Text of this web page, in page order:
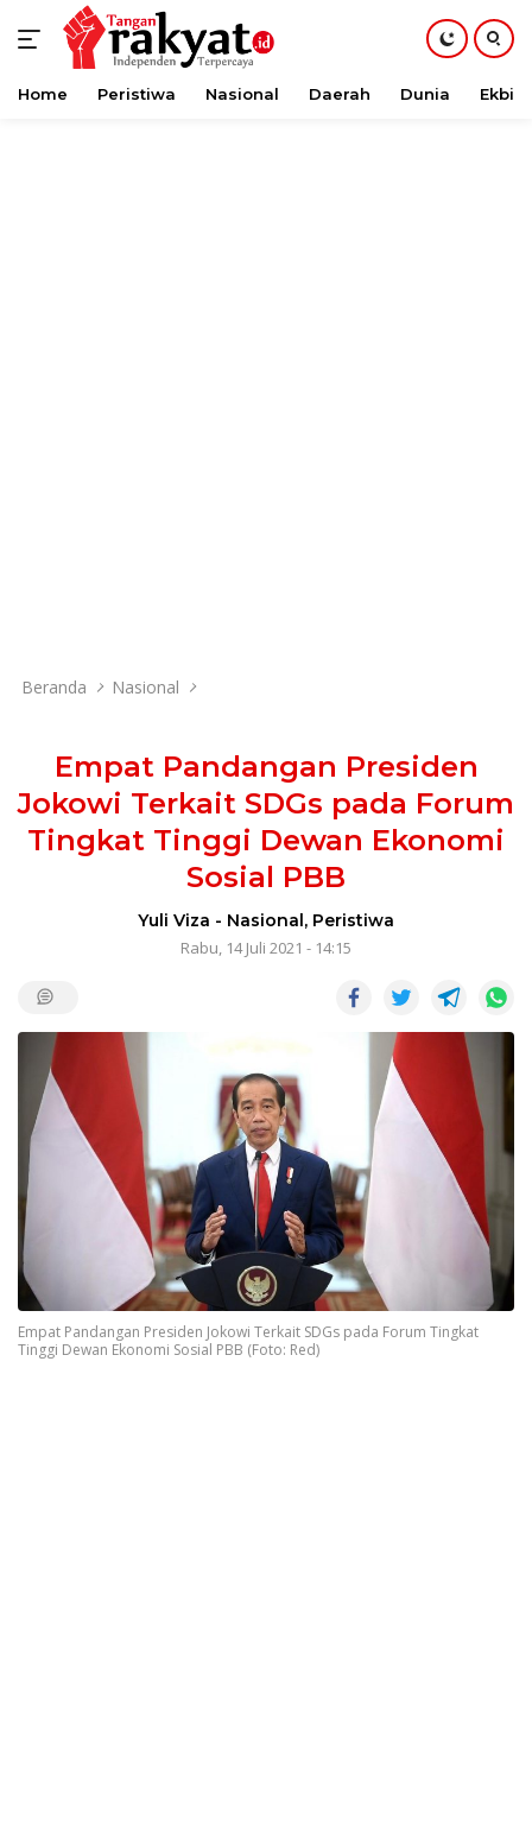
Langsung
Home Peristiwa Nasional Daerah Dunia Ekbis
Beranda Nasional
Empat Pandangan Presiden
Jokowi Terkait SDGs pada Forum
Tingkat Tinggi Dewan Ekonomi
Sosial PBB
Yuli Viza - Nasional, Peristiwa
Rabu, 14 Juli 2021 - 14:15
Empat Pandangan Presiden Jokowi Terkait SDGs pada Forum Tingkat
Tinggi Dewan Ekonomi Sosial PBB (Foto: Red)